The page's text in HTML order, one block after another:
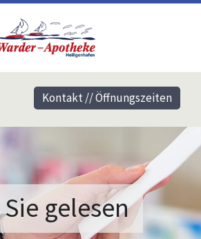
Sie gelesen
Kontakt // Öffnungszeiten